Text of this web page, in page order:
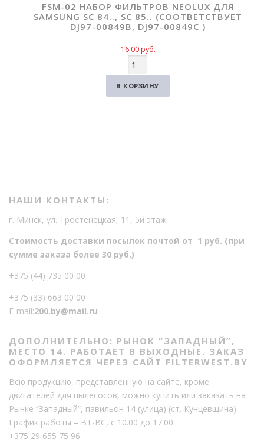
FSM-02 НАБОР ФИЛЬТРОВ NEOLUX ДЛЯ
SAMSUNG SC 84.., SC 85.. (СООТВЕТСТВУЕТ
DJ97-00849B, DJ97-00849C )
16.00руб.
Количество
В КОРЗИНУ
НАШИ КОНТАКТЫ:
г. Минск, ул. Тростенецкая, 11, 5й этаж
Стоимость доставки посылок почтой от 1 руб. (при
сумме заказа более 30 руб.)
+375 (44) 735 00 00
+375 (33) 663 00 00
E-mail:200.by@mail.ru
ДОПОЛНИТЕЛЬНО: РЫНОК “ЗАПАДНЫЙ”,
МЕСТО 14. РАБОТАЕТ В ВЫХОДНЫЕ. ЗАКАЗ
ОФОРМЛЯЕТСЯ ЧЕРЕЗ САЙТ FILTERWEST.BY
Всю продукцию, представленную на сайте, кроме
двигателей для пылесосов, можно купить или заказать на
Рынке “Западный”, павильон 14 (улица) (ст. Кунцевщина).
График работы – ВТ-ВС, с 10.00 до 17.00.
+375 29 655 75 96